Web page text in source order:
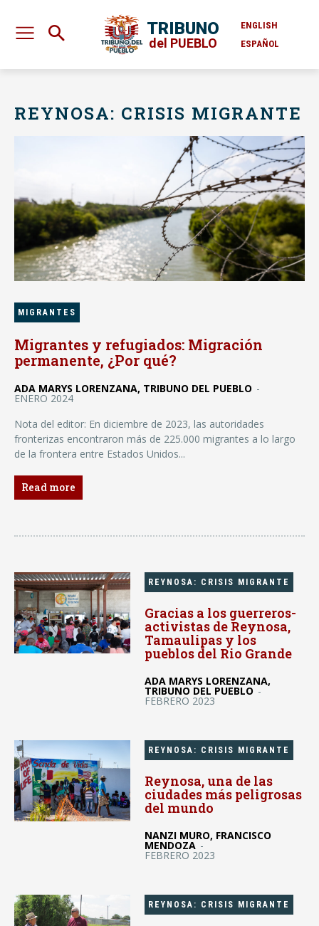
TRIBUNO
del PUEBLO
ENGLISH
ESPAÑOL
REYNOSA: CRISIS MIGRANTE
MIGRANTES
Migrantes y refugiados: Migración
permanente, ¿Por qué?
ADA MARYS LORENZANA, TRIBUNO DEL PUEBLO -
ENERO 2024
Nota del editor: En diciembre de 2023, las autoridades
fronterizas encontraron más de 225.000 migrantes a lo largo
de la frontera entre Estados Unidos...
Read more
REYNOSA: CRISIS MIGRANTE
Gracias a los guerreros-
activistas de Reynosa,
Tamaulipas y los
pueblos del Rio Grande
ADA MARYS LORENZANA,
TRIBUNO DEL PUEBLO -
FEBRERO 2023
REYNOSA: CRISIS MIGRANTE
Reynosa, una de las
ciudades más peligrosas
del mundo
NANZI MURO, FRANCISCO
MENDOZA -
FEBRERO 2023
REYNOSA: CRISIS MIGRANTE